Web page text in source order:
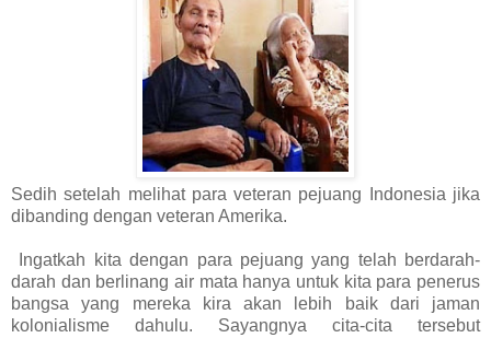
Sedih setelah melihat para veteran pejuang Indonesia jika
dibanding dengan veteran Amerika.
Ingatkah kita dengan para pejuang yang telah berdarah-
darah dan berlinang air mata hanya untuk kita para penerus
bangsa yang mereka kira akan lebih baik dari jaman
kolonialisme dahulu. Sayangnya cita-cita tersebut